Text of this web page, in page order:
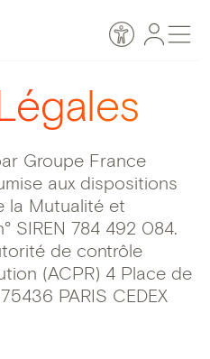
Accessibilité
Espace
Groupe France
aux dispositions
la Mutualité et
SIREN 784 492 084.
de contrôle
(ACPR) 4 Place de
PARIS CEDEX